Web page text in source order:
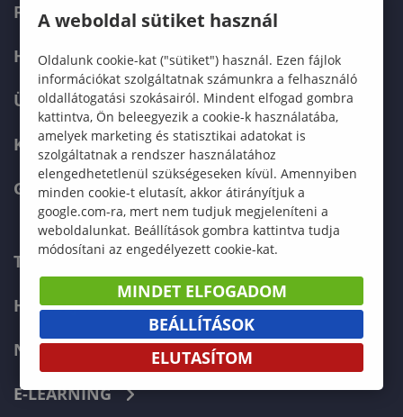
FELVÉTELIZŐKNEK
HALLGATÓKNAK
ÜZLETI PARTNEREKNEK
KARRIER
GREEN UNIVERSITY
TELEFONKÖNYV
HIBABEJELENTÉS
NEPTUN
E-LEARNING
A weboldal sütiket használ
Oldalunk cookie-kat ("sütiket") használ. Ezen fájlok
információkat szolgáltatnak számunkra a felhasználó
oldallátogatási szokásairól. Mindent elfogad gombra
kattintva, Ön beleegyezik a cookie-k használatába,
amelyek marketing és statisztikai adatokat is
szolgáltatnak a rendszer használatához
elengedhetetlenül szükségeseken kívül. Amennyiben
minden cookie-t elutasít, akkor átirányítjuk a
google.com-ra, mert nem tudjuk megjeleníteni a
weboldalunkat. Beállítások gombra kattintva tudja
módosítani az engedélyezett cookie-kat.
MINDET ELFOGADOM
BEÁLLÍTÁSOK
ELUTASÍTOM